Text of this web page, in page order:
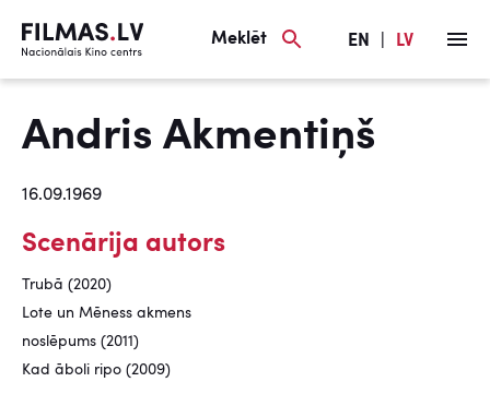
Meklēt EN LV
Andris Akmentiņš
16.09.1969
Scenārija autors
Trubā (2020)
Lote un Mēness akmens
noslēpums (2011)
Kad āboli ripo (2009)